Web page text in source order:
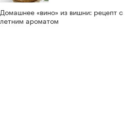
Домашнее «вино» из вишни: рецепт с
летним ароматом